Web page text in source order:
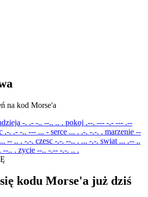
na kod Morse'a
-. .- -.. --.. .. . pokoj .--. --- -.- --- .--
.-. .- -.. --- ... - serce ... . .-. -.-. . marzenie --
-- .. . -.-. czesc -.-. --.. . ... -.-. swiat ... .-- ..
--.. . zycie --.. -.-- -.-. .. .
kodu Morse'a już dziś